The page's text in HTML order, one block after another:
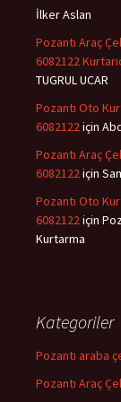
İlker Aslan
Pozantı Araç
6082122
TUGRUL UCAR
Pozantı Oto
6082122için
Pozantı Araç
6082122için
Pozantı Oto
6082122için
Kurtarma
Kategoriler
Pozantı araba
Pozantı Araç